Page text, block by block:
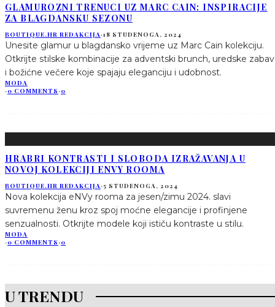
GLAMUROZNI TRENUCI UZ MARC CAIN: INSPIRACIJE
ZA BLAGDANSKU SEZONU
BOUTIQUE.HR REDAKCIJA·18 STUDENOGA, 2024
Unesite glamur u blagdansko vrijeme uz Marc Cain kolekciju.
Otkrijte stilske kombinacije za adventski brunch, uredske
i božićne večere koje spajaju eleganciju i udobnost.
MODA
·0 COMMENTS ·0
HRABRI KONTRASTI I SLOBODA IZRAŽAVANJA U
NOVOJ KOLEKCIJI ENVY ROOMA
BOUTIQUE.HR REDAKCIJA·5 STUDENOGA, 2024
Nova kolekcija eNVy rooma za jesen/zimu 2024. slavi
suvremenu ženu kroz spoj moćne elegancije i profinjene
senzualnosti. Otkrijte modele koji ističu kontraste u stilu.
MODA
·0 COMMENTS ·0
U TRENDU